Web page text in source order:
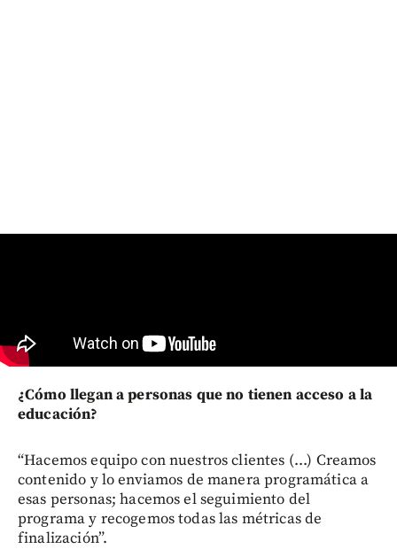
¿Cómo llegan a personas que no tienen acceso a la
educación?
“Hacemos equipo con nuestros clientes (...) Creamos
contenido y lo enviamos de manera programática a
esas personas; hacemos el seguimiento del
programa y recogemos todas las métricas de
finalización”.